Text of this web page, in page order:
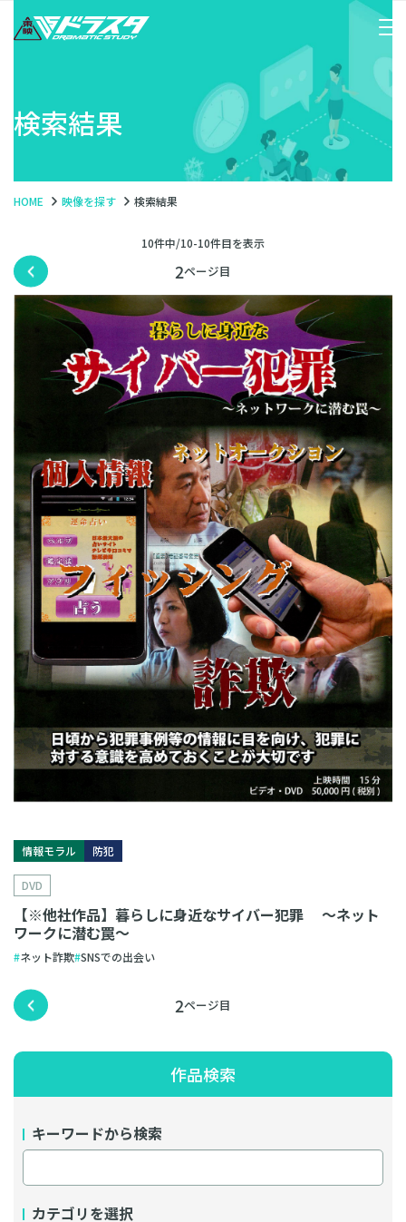
検索結果
HOME 映像を探す 検索結果
10件中/10-10件目を表示
2
情報モラル 防犯
DVD
【※他社作品】暮らしに身近なサイバー犯罪 〜ネット
ワークに潜む罠〜
ネット詐欺 SNSでの出会い
2
作品検索
キーワードから検索
カテゴリを選択